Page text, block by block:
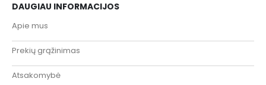
DAUGIAU INFORMACIJOS
Apie mus
Prekių grąžinimas
Atsakomybė